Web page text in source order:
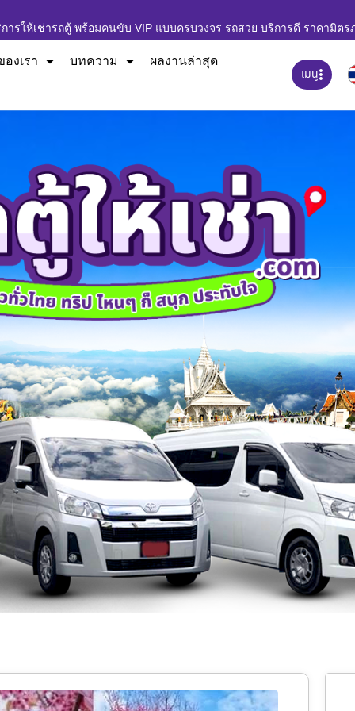
ารให้เช่ารถตู้ พร้อมคนขับ VIP แบบครบวงจร รถสวย บริการดี ราคามิตร
งเรา บทความ ผลงานล่าสุด
เมนู